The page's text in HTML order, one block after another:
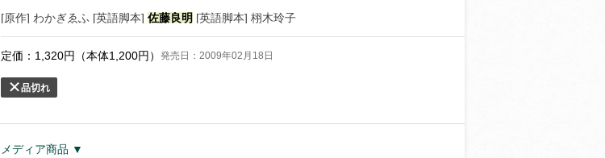
[原作] わかぎゑふ [英語脚本] 佐藤良明 [英語脚本] 栩木玲子
定価： 1,320円（本体1,200円） 発売日：2009年02月18日
品切れ
メディア商品 ▼